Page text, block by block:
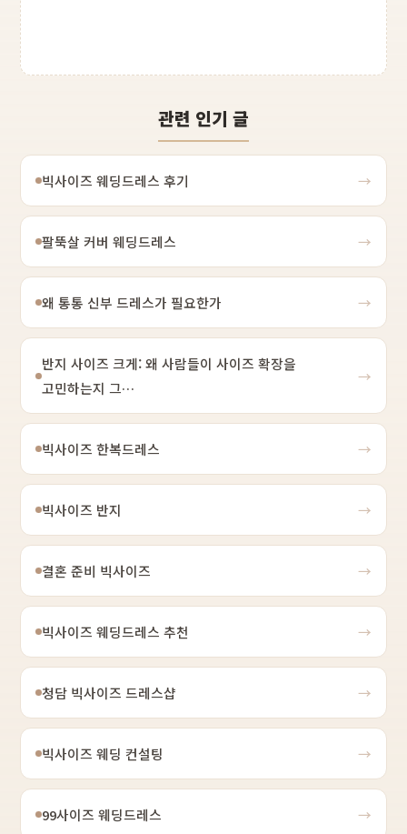
관련 인기 글
빅사이즈 웨딩드레스 후기 →
팔뚝살 커버 웨딩드레스 →
왜 통통 신부 드레스가 필요한가 →
반지 사이즈 크게: 왜 사람들이 사이즈 확장을
고민하는지 그…
→
빅사이즈 한복드레스 →
빅사이즈 반지 →
결혼 준비 빅사이즈 →
빅사이즈 웨딩드레스 추천 →
청담 빅사이즈 드레스샵 →
빅사이즈 웨딩 컨설팅 →
99사이즈 웨딩드레스 →